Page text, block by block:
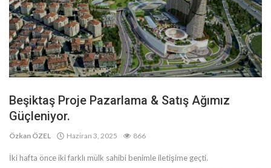
Beşiktaş Proje Pazarlama & Satış Ağımız
Güçleniyor.
Özkan ÖZEL Haziran 3, 2025 866
İki hafta önce iki farklı mülk sahibi benimle iletişime geçti.